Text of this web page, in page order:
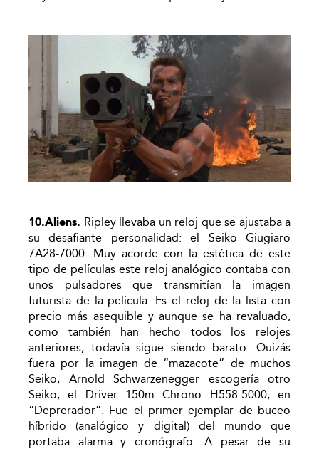
10.Aliens. Ripley llevaba un reloj que se ajustaba a
su desafiante personalidad: el Seiko Giugiaro
7A28-7000. Muy acorde con la estética de este
tipo de películas este reloj analógico contaba con
unos pulsadores que transmitían la imagen
futurista de la película. Es el reloj de la lista con
precio más asequible y aunque se ha revaluado,
como también han hecho todos los relojes
anteriores, todavía sigue siendo barato. Quizás
fuera por la imagen de “mazacote” de muchos
Seiko, Arnold Schwarzenegger escogería otro
Seiko, el Driver 150m Chrono H558-5000, en
“Deprerador”. Fue el primer ejemplar de buceo
híbrido (analógico y digital) del mundo que
portaba alarma y cronógrafo. A pesar de su